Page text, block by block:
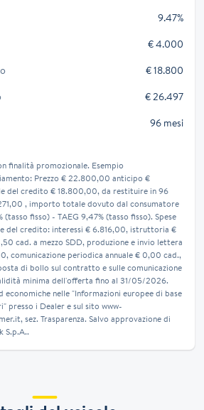
9.47%
€ 4.000
€ 18.800
€ 26.497
96 mesi
finalità promozionale. Esempio
Prezzo € 22.800,00 anticipo €
credito € 18.800,00, da restituire in 96
, importo totale dovuto dal consumatore
fisso) - TAEG 9,47% (tasso fisso). Spese
del credito: interessi € 6.816,00, istruttoria €
cad. a mezzo SDD, produzione e invio lettera
comunicazione periodica annuale € 0,00 cad.,
di bollo sul contratto e sulle comunicazione
minima dell'offerta fino al 31/05/2026.
nelle "Informazioni europee di base
presso i Dealer e sul sito www-
sez. Trasparenza. Salvo approvazione di
S.p.A..